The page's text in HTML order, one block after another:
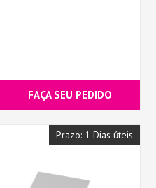
FAÇA SEU PEDIDO
Prazo: 1 Dias úteis